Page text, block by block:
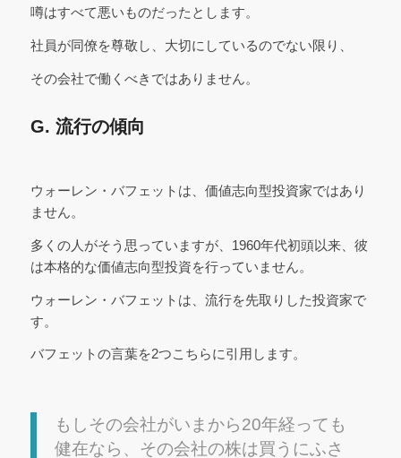
噂はすべて悪いものだったとします。
社員が同僚を尊敬し、大切にしているのでない限り、
その会社で働くべきではありません。
G. 流行の傾向
ウォーレン・バフェットは、価値志向型投資家ではあり
ません。
多くの人がそう思っていますが、1960年代初頭以来、彼
は本格的な価値志向型投資を行っていません。
ウォーレン・バフェットは、流行を先取りした投資家で
す。
バフェットの言葉を2つこちらに引用します。
もしその会社がいまから20年経っても
健在なら、その会社の株は買うにふさ